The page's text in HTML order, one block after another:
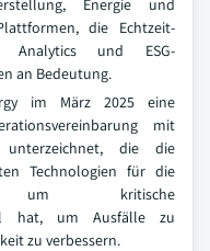
Energie und
die Echtzeit-
Analytics und ESG-
an Bedeutung.
im März 2025 eine
mit
unterzeichnet, die die
Technologien für die
um kritische
hat, um Ausfälle zu
zu verbessern.